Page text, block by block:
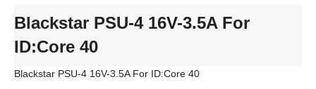
Blackstar PSU-4 16V-3.5A For
ID:Core 40
Blackstar PSU-4 16V-3.5A For ID:Core 40